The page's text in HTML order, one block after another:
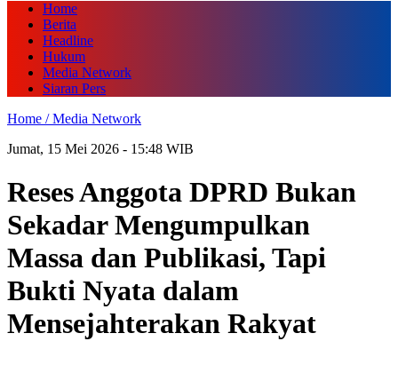
Home
Berita
Headline
Hukum
Media Network
Siaran Pers
Home /Media Network
Jumat, 15 Mei 2026 - 15:48 WIB
Reses Anggota DPRD Bukan
Sekadar Mengumpulkan
Massa dan Publikasi, Tapi
Bukti Nyata dalam
Mensejahterakan Rakyat